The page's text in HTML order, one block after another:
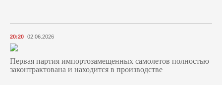
20:20 02.06.2026
Первая партия импортозамещенных самолетов полностью
законтрактована и находится в производстве